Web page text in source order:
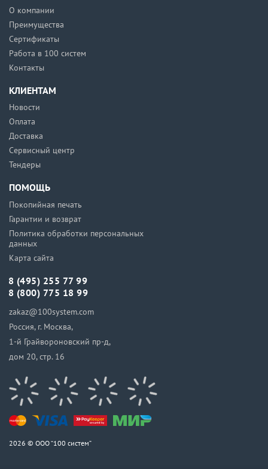
О компании
Преимущества
Сертификаты
Работа в 100 систем
Контакты
КЛИЕНТАМ
Новости
Оплата
Доставка
Сервисный центр
Тендеры
ПОМОЩЬ
Покопийная печать
Гарантии и возврат
Политика обработки персональных
данных
Карта сайта
8 (495) 255 77 99
8 (800) 775 18 99
zakaz@100system.com
Россия, г. Москва,
1-й Грайвороновский пр-д,
дом 20, стр. 16
2026 © ООО “100 систем”